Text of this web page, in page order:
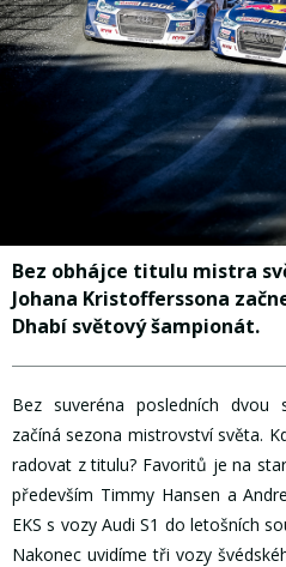
Bez obhájce titulu mistra
Johana Kristofferssona
Dhabí světový šampionát.
Bez suveréna posledních dvou
začíná sezona mistrovství světa.
radovat z titulu? Favoritů je na
především Timmy Hansen a
EKS s vozy Audi S1 do letošních
Nakonec uvidíme tři vozy